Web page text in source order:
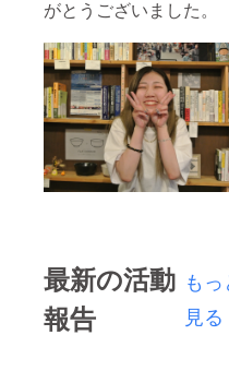
がとうございました。
最新の活動
報告
もっ
見る